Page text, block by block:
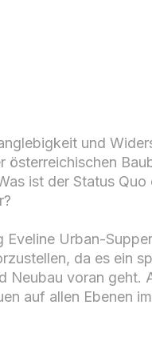
und
ist der Status Quo
Eveline Urban-
da es ein
Neubau voran geht.
auf allen Ebenen